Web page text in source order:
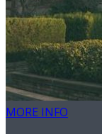
MORE INFO